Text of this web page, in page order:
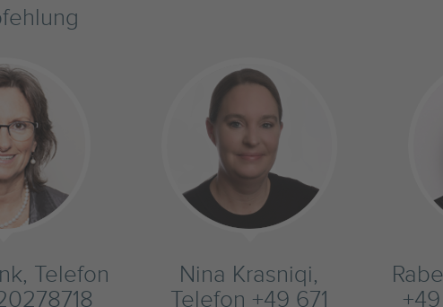
Telefon
Nina Krasniqi,
Telefon +49 671